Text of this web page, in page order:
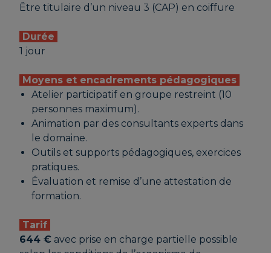
Être titulaire d’un niveau 3 (CAP) en coiffure
Durée
1 jour
Moyens et encadrements pédagogiques
Atelier participatif en groupe restreint (10
personnes maximum).
Animation par des consultants experts dans
le domaine.
Outils et supports pédagogiques, exercices
pratiques.
Évaluation et remise d’une attestation de
formation.
Tarif
644 € avec prise en charge partielle possible